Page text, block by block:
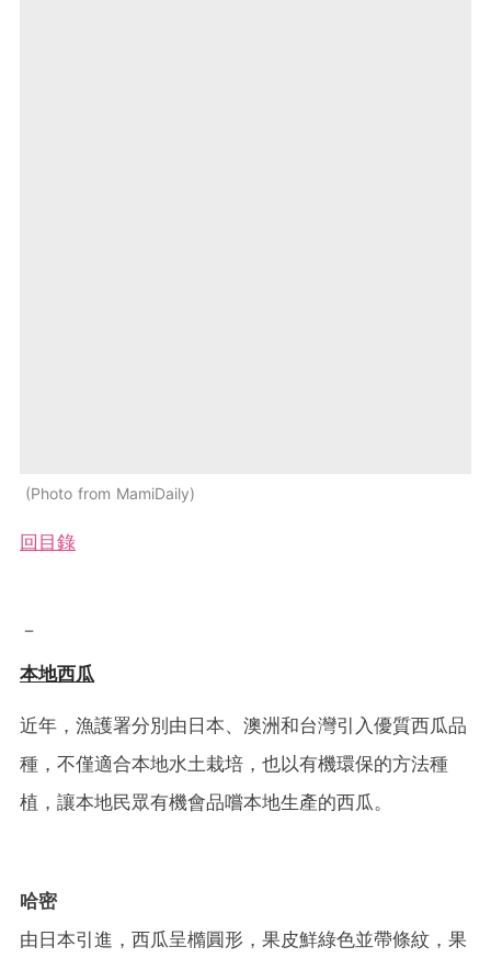
Photo from MamiDaily
回目錄
－
本地西瓜
近年，漁護署分別由日本、澳洲和台灣引入優質西瓜品
種，不僅適合本地水土栽培，也以有機環保的方法種
植，讓本地民眾有機會品嚐本地生產的西瓜。
哈密
由日本引進，西瓜呈橢圓形，果皮鮮綠色並帶條紋，果